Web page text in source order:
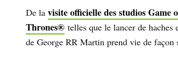
De la visite officielle des studios Game
Thrones® telles que le lancer de
de George RR Martin prend vie de façon